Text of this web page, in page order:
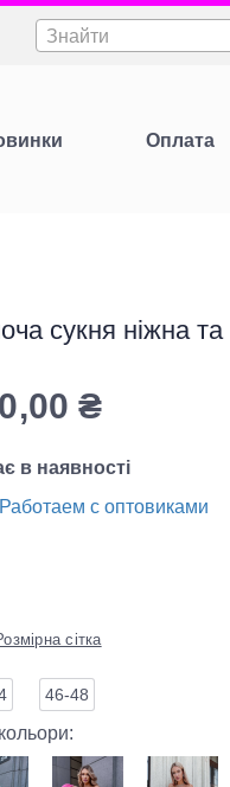
Знайти
Оплата
сукня ніжна
₴
в наявності
Работаем с оптовиками
сітка
46-48
кольори: